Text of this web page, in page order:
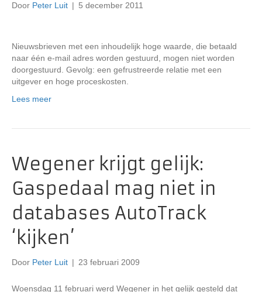
Door Peter Luit | 5 december 2011
Nieuwsbrieven met een inhoudelijk hoge waarde, die betaald
naar één e-mail adres worden gestuurd, mogen niet worden
doorgestuurd. Gevolg: een gefrustreerde relatie met een
uitgever en hoge proceskosten.
Lees meer
Wegener krijgt gelijk:
Gaspedaal mag niet in
databases AutoTrack
‘kijken’
Door Peter Luit | 23 februari 2009
Woensdag 11 februari werd Wegener in het gelijk gesteld dat